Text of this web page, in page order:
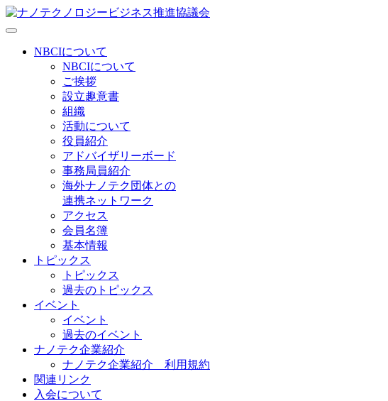
NBCIについて
NBCIについて
ご挨拶
設立趣意書
組織
活動について
役員紹介
アドバイザリーボード
事務局員紹介
海外ナノテク団体との
連携ネットワーク
アクセス
会員名簿
基本情報
トピックス
トピックス
過去のトピックス
イベント
イベント
過去のイベント
ナノテク企業紹介
ナノテク企業紹介 利用規約
関連リンク
入会について